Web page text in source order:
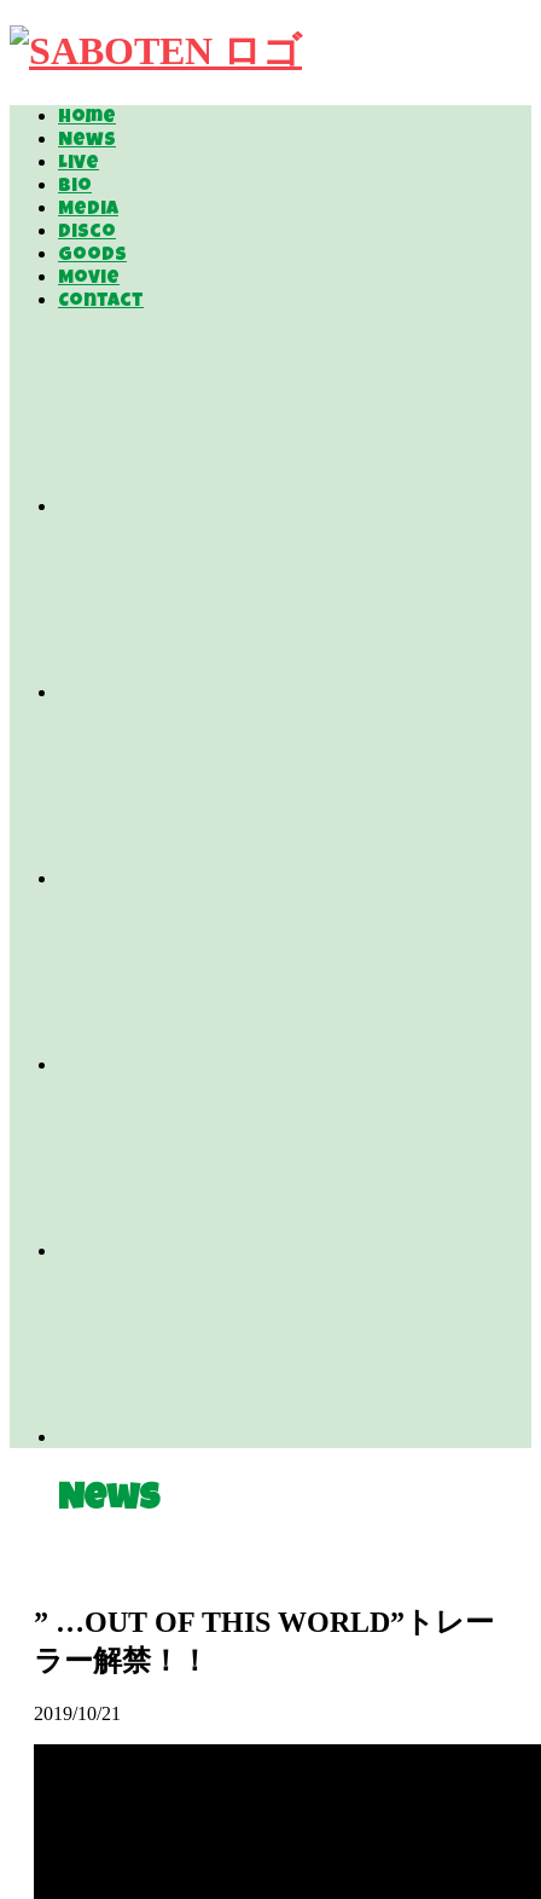
Home
News
Live
Bio
Media
Disco
Goods
Movie
Contact
News
” …OUT OF THIS WORLD”トレー
ラー解禁！！
2019/10/21